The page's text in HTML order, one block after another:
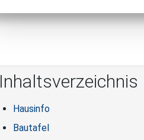
Inhaltsverzeichnis
Hausinfo
Bautafel